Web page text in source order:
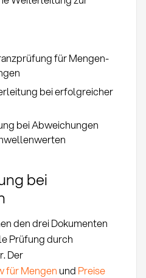
für Mengen-
bei erfolgreicher
bei Abweichungen
bei
den drei Dokumenten
Prüfung durch
Der
für Mengen und Preise